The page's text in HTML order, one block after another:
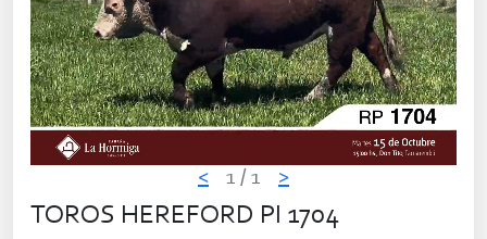
< 1 / 1 >
TOROS HEREFORD PI 1704